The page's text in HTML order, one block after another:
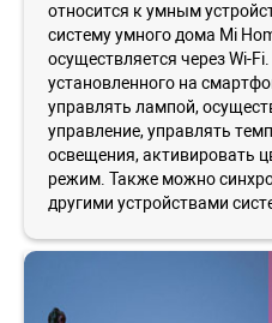
относится к умным
систему умного дома Mi
осуществляется через Wi-
установленного на
управлять лампой,
управление, управлять
освещения, активировать
режим. Также можно
другими устройствами